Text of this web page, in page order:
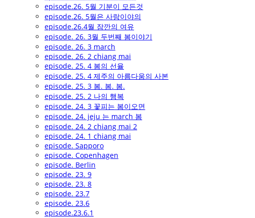
episode.26. 5월 기분이 모든것
episode.26. 5월은 사랑이야의
episode.26.4월 잠깐의 여유
episode. 26. 3월 두번째 봄이야기
episode. 26. 3 march
episode. 26. 2 chiang mai
episode. 25. 4 봄의 선율
episode. 25. 4 제주의 아름다움의 사본
episode. 25. 3 봄. 봄. 봄.
episode. 25. 2 나의 행복
episode. 24. 3 꽃피는 봄이오면
episode. 24. jeju 는 march 봄
episode. 24. 2 chiang mai 2
episode. 24. 1 chiang mai
episode. Sapporo
episode. Copenhagen
episode. Berlin
episode. 23. 9
episode. 23. 8
episode. 23.7
episode. 23.6
episode.23.6.1